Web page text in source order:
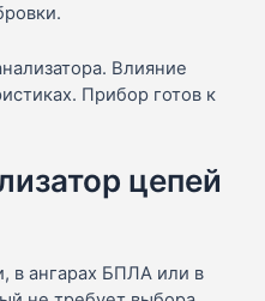
Влияние
Прибор готов к
цепей
в ангарах БПЛА или в